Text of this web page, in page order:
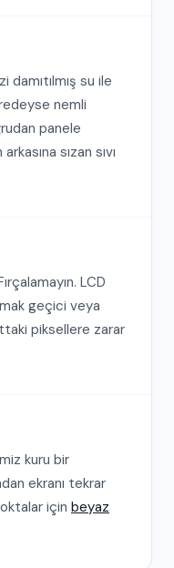
damıtılmış su ile
nemli
panele
sızan sıvı
LCD
geçici veya
piksellere zarar
kuru bir
ekranı tekrar
için beyaz